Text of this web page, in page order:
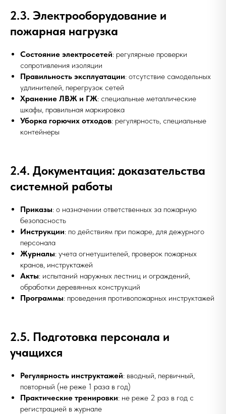
2.3. Электрооборудование и
пожарная нагрузка
Состояние электросетей: регулярные проверки
сопротивления изоляции
Правильность эксплуатации: отсутствие самодельных
удлинителей, перегрузок сетей
Хранение ЛВЖ и ГЖ: специальные металлические
шкафы, правильная маркировка
Уборка горючих отходов: регулярность, специальные
контейнеры
2.4. Документация: доказательства
системной работы
Приказы: о назначении ответственных за пожарную
безопасность
Инструкции: по действиям при пожаре, для дежурного
персонала
Журналы: учета огнетушителей, проверок пожарных
кранов, инструктажей
Акты: испытаний наружных лестниц и ограждений,
обработки деревянных конструкций
Программы: проведения противопожарных инструктажей
2.5. Подготовка персонала и
учащихся
Регулярность инструктажей: вводный, первичный,
повторный (не реже 1 раза в год)
Практические тренировки: не реже 2 раз в год с
регистрацией в журнале